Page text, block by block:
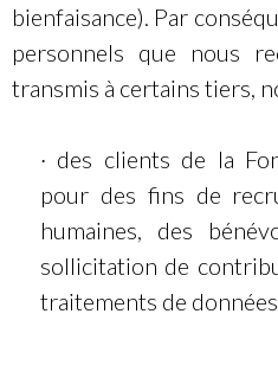
bienfaisance). Par
personnels que nous
transmis à certains tiers,
· des clients de la
pour des fins de
humaines, des
sollicitation de
traitements de